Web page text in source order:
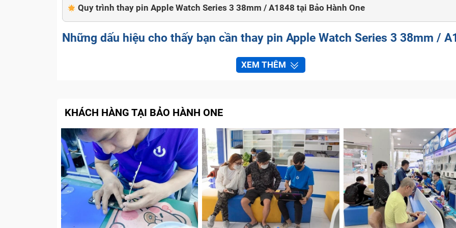
Quy trình thay pin Apple Watch Series 3 38mm / A1848 tại Bảo Hành One
Những dấu hiệu cho thấy bạn cần thay pin Apple Watch Series 3 38mm /
Nếu như chiếc đồng hồ thông minh Apple Watch Series 3 38mm / A1848 của bạn đang gặp chút vấn
XEM THÊM
KHÁCH HÀNG TẠI BẢO HÀNH ONE